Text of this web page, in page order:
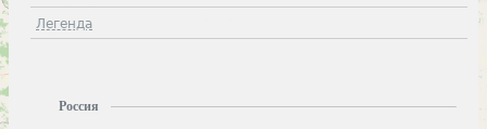
Легенда
Россия